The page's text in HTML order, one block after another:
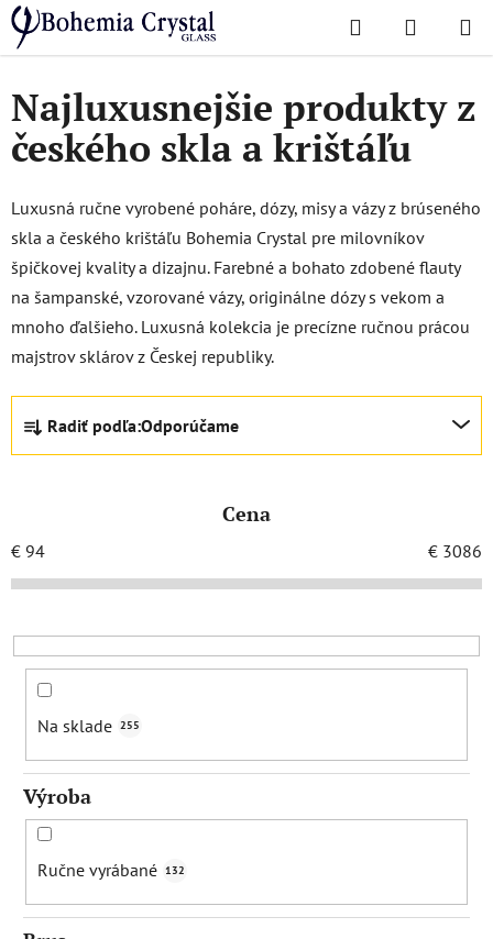
Prejsť
na
obsah
Hľadať
KOŠÍK
Domov
/ Ultra-luxury collection
Najluxusnejšie produkty z
českého skla a krištáľu
Luxusná ručne vyrobené poháre, dózy, misy a vázy z brúseného
skla a českého krištáľu Bohemia Crystal pre milovníkov
špičkovej kvality a dizajnu. Farebné a bohato zdobené flauty
na šampanské, vzorované vázy, originálne dózy s vekom a
mnoho ďalšieho. Luxusná kolekcia je precízne ručnou prácou
majstrov sklárov z Českej republiky.
R
d
i
e
r
o
Radiť podľa:Odporúčame
Cena
€ 94 € 3086
Na sklade 255
Výroba
Ručne vyrábané 132